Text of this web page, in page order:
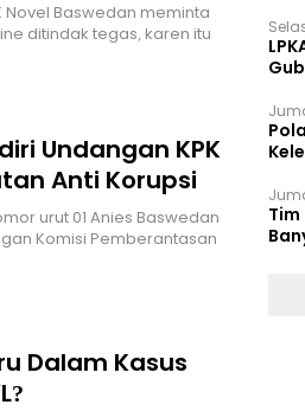
Novel Baswedan meminta
ditindak tegas, karen itu
Undangan KPK
Anti Korupsi
urut 01 Anies Baswedan
Komisi Pemberantasan
Dalam Kasus
Tim